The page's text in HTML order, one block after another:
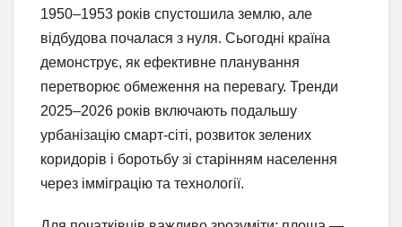
1950–1953 років спустошила землю, але
відбудова почалася з нуля. Сьогодні країна
демонструє, як ефективне планування
перетворює обмеження на перевагу. Тренди
2025–2026 років включають подальшу
урбанізацію смарт-сіті, розвиток зелених
коридорів і боротьбу зі старінням населення
через імміграцію та технології.